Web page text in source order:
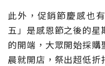
此外，促銷節慶感也
五」是感恩節之後的
的開端，大眾開始採
晨就開店，祭出超低